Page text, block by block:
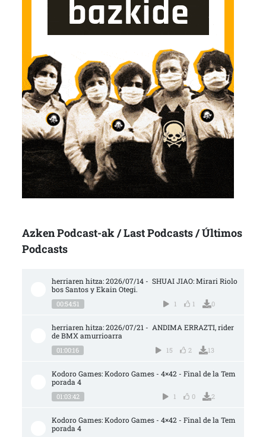
Azken Podcast-ak / Last Podcasts / Últimos
Podcasts
herriaren hitza: 2026/07/14 -  SHUAI JIAO: Mirari Riolo
bos Santos y Ekain Otegi.
00:54:51 1 1 0
herriaren hitza: 2026/07/21 -  ANDIMA ERRAZTI, rider
de BMX amurrioarra
01:00:16 15 2 13
Kodoro Games: Kodoro Games - 4×42 - Final de la Tem
porada 4
01:03:42 1 0 2
Kodoro Games: Kodoro Games - 4×42 - Final de la Tem
porada 4